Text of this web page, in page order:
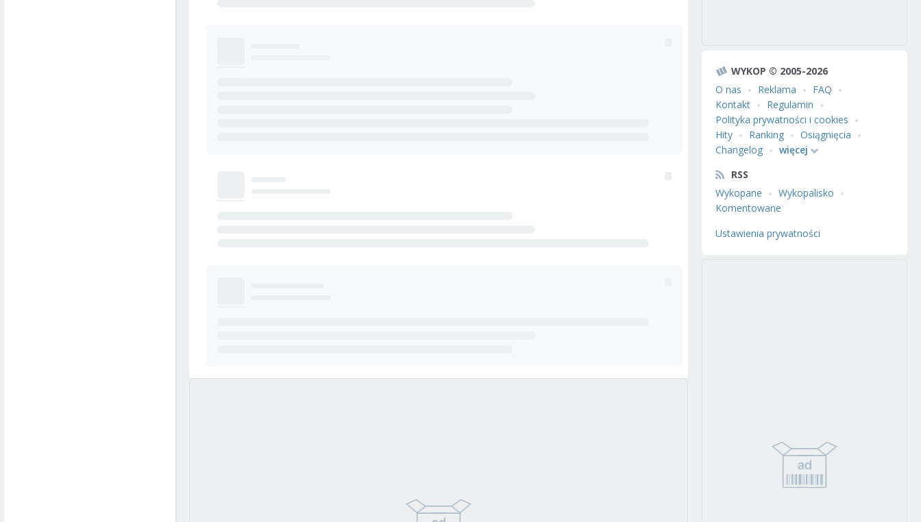
WYKOP © 2005-2026
O nas
Reklama
FAQ
Kontakt
Regulamin
Polityka prywatności i cookies
Hity
Ranking
Osiągnięcia
Changelog
więcej
RSS
Wykopane
Wykopalisko
Komentowane
Ustawienia prywatności